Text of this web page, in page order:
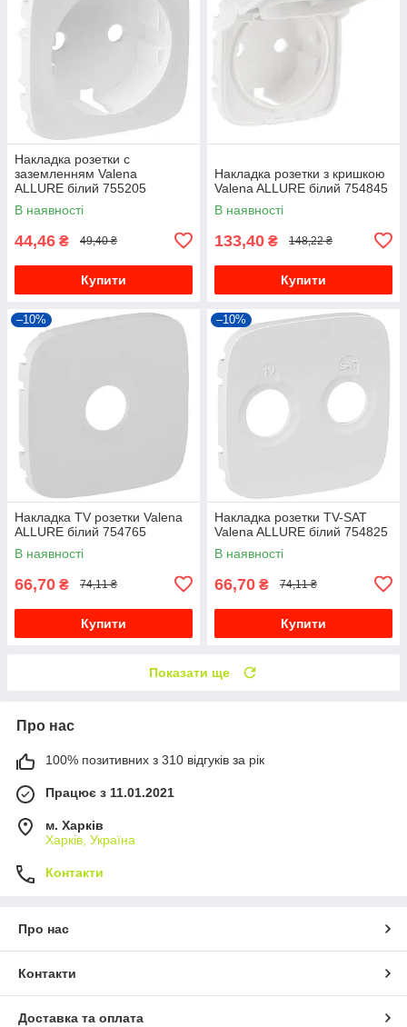
Накладка розетки с
заземленням Valena
ALLURE білий 755205
В наявності
44,46 ₴ 49,40 ₴
Купити
Накладка розетки з кришкою
Valena ALLURE білий 754845
В наявності
133,40 ₴ 148,22 ₴
Купити
–10%
Накладка TV розетки Valena
ALLURE білий 754765
В наявності
66,70 ₴ 74,11 ₴
Купити
–10%
Накладка розетки TV-SAT
Valena ALLURE білий 754825
В наявності
66,70 ₴ 74,11 ₴
Купити
Показати ще
Про нас
100% позитивних з 310 відгуків за рік
Працює з 11.01.2021
м. Харків
Харків, Україна
Контакти
Про нас
Контакти
Доставка та оплата